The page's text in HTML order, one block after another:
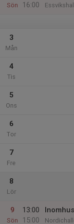
Sön
16:00
3
Mån
4
Tis
5
Ons
6
Tor
7
Fre
8
Lör
9
Sön
13:00
15:00